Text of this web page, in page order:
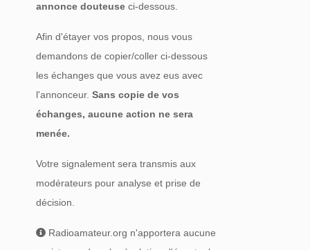
annonce douteuse ci-dessous.
Afin d'étayer vos propos, nous vous
demandons de copier/coller ci-dessous
les échanges que vous avez eus avec
l'annonceur.Sans copie de vos
échanges, aucune action ne sera
menée.
Votre signalement sera transmis aux
modérateurs pour analyse et prise de
décision.
Radioamateur.org n'apportera aucune